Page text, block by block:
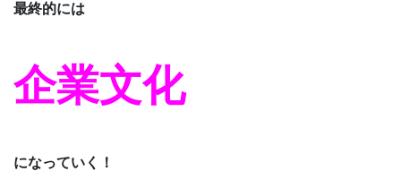
最終的には
企業文化
になっていく！